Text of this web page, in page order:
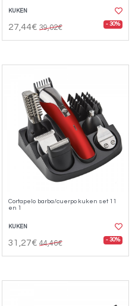
KUKEN
27,44€ 39,02€ - 30%
Cortapelo barba/cuerpo kuken set 11
en 1
KUKEN
31,27€ 44,46€ - 30%